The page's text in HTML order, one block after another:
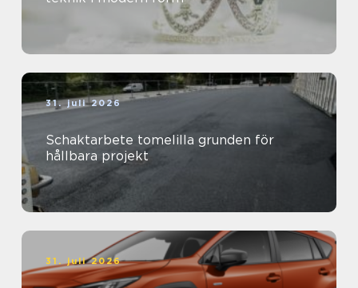
31. juli 2026
Schaktarbete tomelilla grunden för
hållbara projekt
31. juli 2026